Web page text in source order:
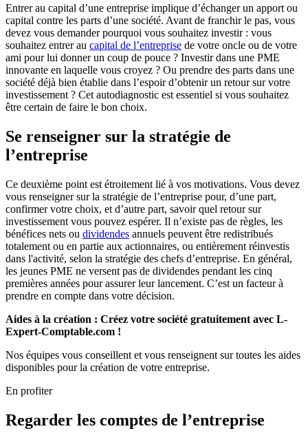
Entrer au capital d’une entreprise implique d’échanger un apport ou
capital contre les parts d’une société. Avant de franchir le pas, vous
devez vous demander pourquoi vous souhaitez investir : vous
souhaitez entrer au capital de l’entreprise de votre oncle ou de votre
ami pour lui donner un coup de pouce ? Investir dans une PME
innovante en laquelle vous croyez ? Ou prendre des parts dans une
société déjà bien établie dans l’espoir d’obtenir un retour sur votre
investissement ? Cet autodiagnostic est essentiel si vous souhaitez
être certain de faire le bon choix.
Se renseigner sur la stratégie de
l’entreprise
Ce deuxième point est étroitement lié à vos motivations. Vous devez
vous renseigner sur la stratégie de l’entreprise pour, d’une part,
confirmer votre choix, et d’autre part, savoir quel retour sur
investissement vous pouvez espérer. Il n’existe pas de règles, les
bénéfices nets ou dividendes annuels peuvent être redistribués
totalement ou en partie aux actionnaires, ou entièrement réinvestis
dans l'activité, selon la stratégie des chefs d’entreprise. En général,
les jeunes PME ne versent pas de dividendes pendant les cinq
premières années pour assurer leur lancement. C’est un facteur à
prendre en compte dans votre décision.
Aides à la création : Créez votre société gratuitement avec L-
Expert-Comptable.com !
Nos équipes vous conseillent et vous renseignent sur toutes les aides
disponibles pour la création de votre entreprise.
En profiter
Regarder les comptes de l’entreprise